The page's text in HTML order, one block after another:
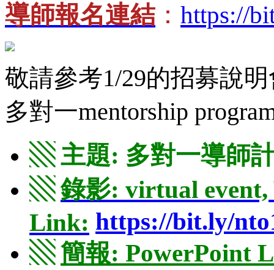
導師報名連結 ： https://
敬請參考1/29的招募說
多對一mentorship
▧ 主題: 多對一導師
▧錄影: virtual event,
Link: https://bit.ly/
▧簡報: PowerPoint